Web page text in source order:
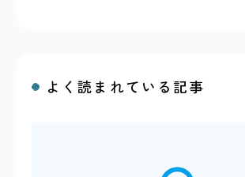
よく読まれている記事